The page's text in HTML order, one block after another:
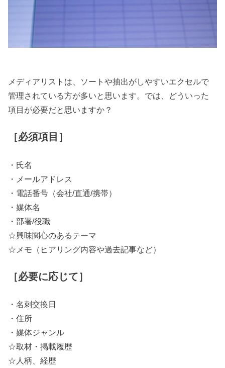
メディアリストは、ソートや抽出がしやすいエクセルで
管理されている方が多いと思います。では、どういった
項目が必要だと思いますか？
［必須項目］
・氏名
・メールアドレス
・電話番号（会社/直通/携帯）
・媒体名
・部署/役職
☆興味関心のあるテーマ
☆メモ（ヒアリング内容や過去記事など）
［必要に応じて］
・名刺交換日
・住所
・媒体ジャンル
☆取材・掲載履歴
☆人柄、経歴